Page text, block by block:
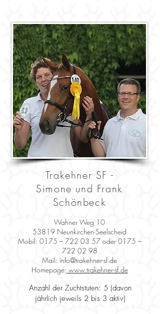
Trakehner SF -
Simone und Frank
Schönbeck
Wahner Weg 10
53819 Neunkirchen-Seelscheid
Mobil: 0175 – 722 03 57oder 0175 –
722 02 98
Mail: info@trakehner-sf.de
Homepage: www.trakehner-sf.de
Anzahl der Zuchtstuten: 5 (davon
jährlich jeweils 2 bis 3 aktiv)